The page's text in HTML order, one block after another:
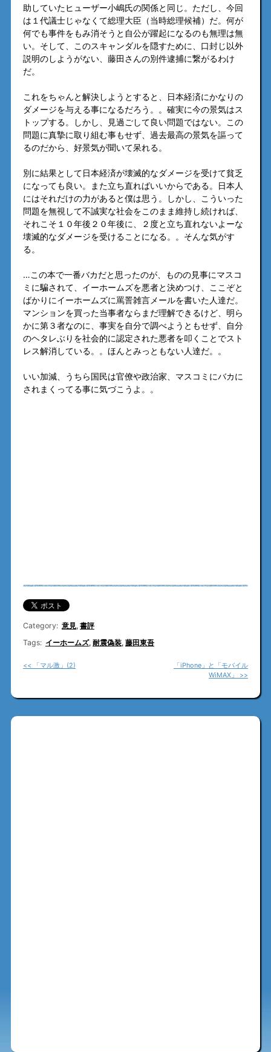
助していたヒューザー小嶋氏の関係と同じ。ただし、今回
は１代議士じゃなくて総理大臣（当時総理候補）だ。何が
何でも事件をもみ消そうと自公が躍起になるのも無理は無
い。そして、このスキャンダルを隠すために、口封じ以外
説明のしようがない、藤田さんの別件逮捕に繋がるわけ
だ。
これをちゃんと解決しようとすると、日本経済にかなりの
ダメージを与える事になるだろう。。確実に今の景気はス
トップする。しかし、見過ごして良い問題ではない。この
問題に真摯に取り組む事もせず、過去最高の景気を謳って
るのだから、好景気が聞いて呆れる。
別に結果として日本経済が壊滅的なダメージを受けて貧乏
になっても良い。また立ち直ればいいからである。日本人
にはそれだけの力があると僕は思う。しかし、こういった
問題を無視して不誠実な社会をこのまま維持し続ければ、
それこそ１０年後２０年後に、２度と立ち直れないよーな
壊滅的なダメージを受けることになる。。そんな気がす
る。
…この本で一番バカだと思ったのが、ものの見事にマスコ
ミに騙されて、イーホームズを悪者と決めつけ、ここぞと
ばかりにイーホームズに罵詈雑言メールを書いた人達だ。
マンションを買った当事者ならまだ理解できるけど、明ら
かに第３者なのに、事実を自分で調べようともせず、自分
のヘタレぶりを社会的に認定された悪者を叩くことでスト
レス解消している。。ほんとみっともない人達だ。。
いい加減、うちら国民は官僚や政治家、マスコミにバカに
されまくってる事に気づこうよ。。
Category: 意見, 書評
Tags: イーホームズ, 耐震偽装, 藤田東吾
<< 「マル激」(2)
「iPhone」と「モバイル
WiMAX」 >>